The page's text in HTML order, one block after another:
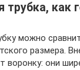
трубка, как
можно
размера.
воронку: они